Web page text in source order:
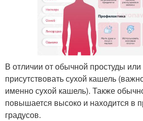
В отличии от обычной простуды или
присутствовать сухой кашель
именно сухой кашель). Также
повышается высоко и находится в
градусов.